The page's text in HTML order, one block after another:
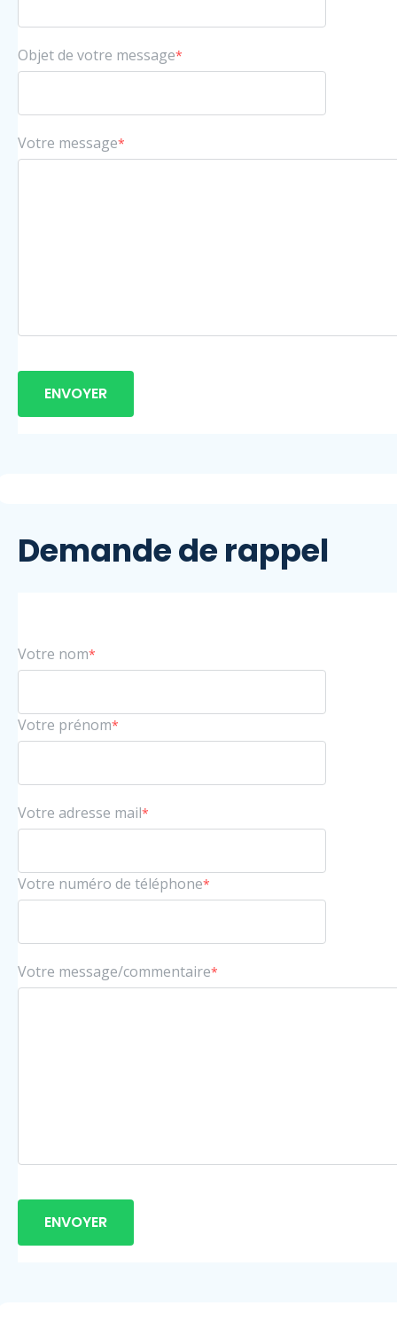
Objet de votre message*
Votre message*
ENVOYER
Demande de rappel
Votre nom*
Votre prénom*
Votre adresse mail*
Votre numéro de téléphone*
Votre message/commentaire*
ENVOYER